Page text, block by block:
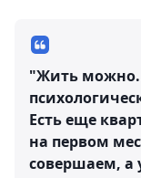
"Жить можно.
Есть еще
на первом
совершаем, а